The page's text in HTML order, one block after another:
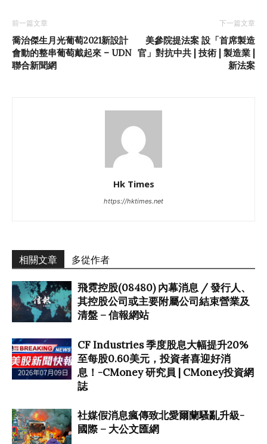
前一篇文章
喬治傑生月光葡萄2021新設計
會動的整串葡萄戴起來 – UDN
聯合新聞網
下一篇文章
美參院提法案 設「首席製造
官」對抗中共 | 技術 | 製造業 |
新法案
Hk Times
https://hktimes.net
相關文章 多從作者
飛霓控股(08480) 內幕消息 / 發行人、
其控股公司或主要附屬公司結束營業及
清盤 – 信報網站
CF Industries 季度股息大幅提升20%
至每股0.60美元，投資者喜迎好消
息！-CMoney 研究員 | CMoney投資網
誌
社媒假消息瘋傳致北愛爾蘭騷亂升級-
國際 – 大公文匯網